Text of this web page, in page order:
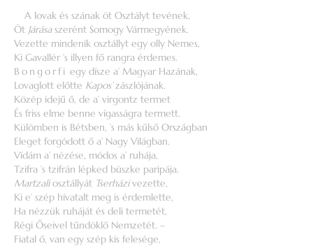
A lovak és szának öt Osztályt tevének,
Öt Járásaszerént Somogy Vármegyének.
Vezette mindenik osztállyt egy olly Nemes,
Ki Gavallér ’s illyen fő rangra érdemes.
Bongorfi egy dísze a’ Magyar Hazának,
Lovaglott előtte Kapos’zászlójának.
Közép idejű ő, de a’ virgontz termet
És friss elme benne vígasságra termett.
Külömben is Bétsben, ’s más kűlső Országban
Eleget forgódott ő a’ Nagy Világban.
Vídám a’ nézése, módos a’ ruhája,
Tzifra ’s tzifrán lépked büszke paripája.
Martzaliosztállyát Tserházivezette,
Ki e’ szép hívatalt meg is érdemlette,
Ha nézzük ruháját és deli termetét,
Régi Őseivel tűndöklő Nemzetét. –
Fiatal ő, van egy szép kis felesége,